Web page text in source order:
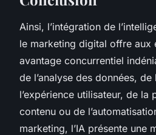
Ainsi, l’intégration de
le marketing digital offre aux
avantage concurrentiel
de l’analyse des données, de
l’expérience utilisateur, de la
contenu ou de
marketing, l’IA présente une